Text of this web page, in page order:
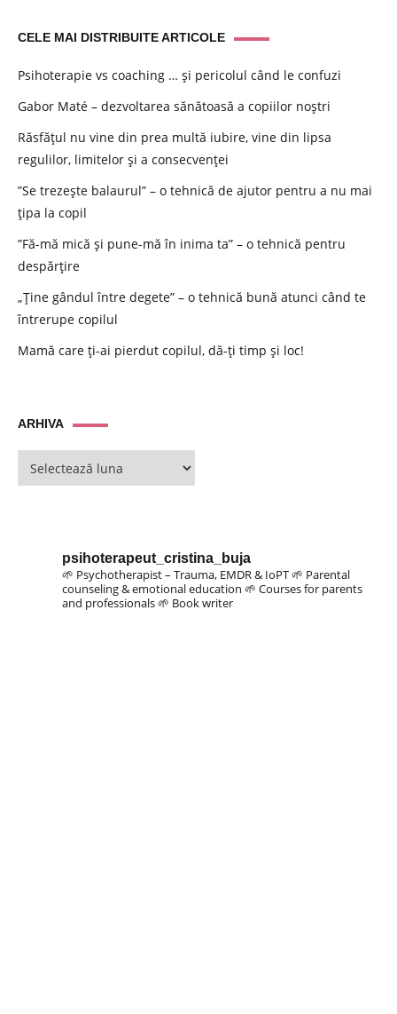
CELE MAI DISTRIBUITE ARTICOLE
Psihoterapie vs coaching … și pericolul când le confuzi
Gabor Maté – dezvoltarea sănătoasă a copiilor noștri
Răsfățul nu vine din prea multă iubire, vine din lipsa
regulilor, limitelor și a consecvenței
”Se trezește balaurul” – o tehnică de ajutor pentru a nu mai
țipa la copil
”Fă-mă mică și pune-mă în inima ta” – o tehnică pentru
despărțire
„Ține gândul între degete” – o tehnică bună atunci când te
întrerupe copilul
Mamă care ți-ai pierdut copilul, dă-ți timp și loc!
ARHIVAARHIVA
psihoterapeut_cristina_buja
🌱 Psychotherapist – Trauma, EMDR & IoPT🌱 Parental
counseling & emotional education 🌱 Courses for parents
and professionals🌱 Book writer